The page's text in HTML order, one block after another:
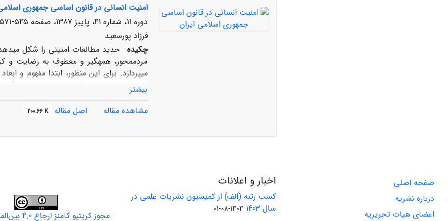
امنیت انسانی در قانون اساسی جمهوری
دوره 11، شماره 41، پاییز 1387، صفحه
545-571
فرزاد پورسعید
چکیده جدید مطالعات امنیتی را شکل
مردم‏محور، همه‏گیر و معطوف به رضایت و
می‏پردازد. برای این منظور، ابتدا مفهوم و
اساسی در پرتو این تلقی مفهومی و ابعاد آن
انسانی در متن ایده امنیت در قانون
مشخص می‏کند و جایگزین یا مزاحم آن نمی‏شود.
بیشتر
مشاهده مقاله
اصل مقاله 200.66 K
صفحه اصلی
درباره نشریه
اعضای هیات تحریریه
اخبار و اعلانات
کسب رتبه (الف) از کمیسیون نشریات علمی در
سال 1403
1404-08-01
مجوز کریتیو کامنز ارجاع 4.0 بین‌المللی